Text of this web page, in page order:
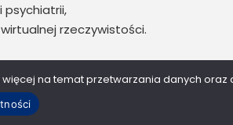
psychiatrii,
rzeczywistości.
na temat przetwarzania danych